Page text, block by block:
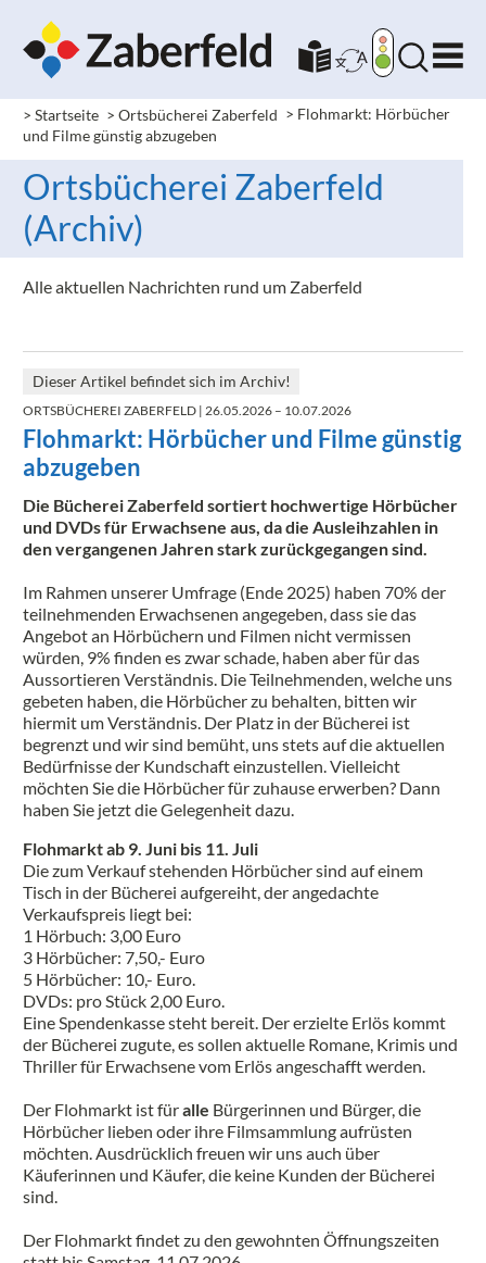
> Startseite > Ortsbücherei Zaberfeld > Flohmarkt: Hörbücher
und Filme günstig abzugeben
Ortsbücherei Zaberfeld
(Archiv)
Alle aktuellen Nachrichten rund um Zaberfeld
Dieser Artikel befindet sich im Archiv!
ORTSBÜCHEREI ZABERFELD | 26.05.2026 – 10.07.2026
Flohmarkt: Hörbücher und Filme günstig
abzugeben
Die Bücherei Zaberfeld sortiert hochwertige Hörbücher
und DVDs für Erwachsene aus, da die Ausleihzahlen in
den vergangenen Jahren stark zurückgegangen sind.
Im Rahmen unserer Umfrage (Ende 2025) haben 70% der
teilnehmenden Erwachsenen angegeben, dass sie das
Angebot an Hörbüchern und Filmen nicht vermissen
würden, 9% finden es zwar schade, haben aber für das
Aussortieren Verständnis. Die Teilnehmenden, welche uns
gebeten haben, die Hörbücher zu behalten, bitten wir
hiermit um Verständnis. Der Platz in der Bücherei ist
begrenzt und wir sind bemüht, uns stets auf die aktuellen
Bedürfnisse der Kundschaft einzustellen. Vielleicht
möchten Sie die Hörbücher für zuhause erwerben? Dann
haben Sie jetzt die Gelegenheit dazu.
Flohmarkt ab 9. Juni bis 11. Juli
Die zum Verkauf stehenden Hörbücher sind auf einem
Tisch in der Bücherei aufgereiht, der angedachte
Verkaufspreis liegt bei:
1 Hörbuch: 3,00 Euro
3 Hörbücher: 7,50,- Euro
5 Hörbücher: 10,- Euro.
DVDs: pro Stück 2,00 Euro.
Eine Spendenkasse steht bereit. Der erzielte Erlös kommt
der Bücherei zugute, es sollen aktuelle Romane, Krimis und
Thriller für Erwachsene vom Erlös angeschafft werden.
Der Flohmarkt ist füralle Bürgerinnen und Bürger, die
Hörbücher lieben oder ihre Filmsammlung aufrüsten
möchten. Ausdrücklich freuen wir uns auch über
Käuferinnen und Käufer, die keine Kunden der Bücherei
sind.
Der Flohmarkt findet zu den gewohnten Öffnungszeiten